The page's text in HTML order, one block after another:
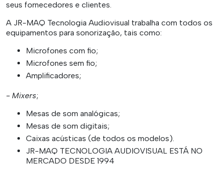
seus fornecedores e clientes.
A JR-MAQ Tecnologia Audiovisual trabalha com todos os
equipamentos para sonorização, tais como:
Microfones com fio;
Microfones sem fio;
Amplificadores;
- Mixers;
Mesas de som analógicas;
Mesas de som digitais;
Caixas acústicas (de todos os modelos).
JR-MAQ TECNOLOGIA AUDIOVISUAL ESTÁ NO
MERCADO DESDE 1994